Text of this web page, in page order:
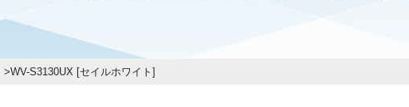
>WV-S3130UX [セイルホワイト]